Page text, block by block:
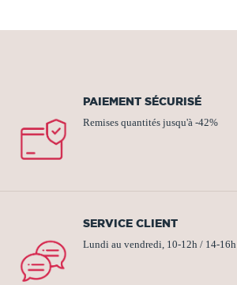
PAIEMENT SÉCURISÉ
Remises quantités jusqu'à -42%
SERVICE CLIENT
Lundi au vendredi, 10-12h / 14-16h